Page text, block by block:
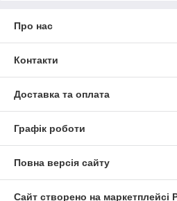
Про нас
Контакти
Доставка та оплата
Графік роботи
Повна версія сайту
Сайт створено на маркетплейсі